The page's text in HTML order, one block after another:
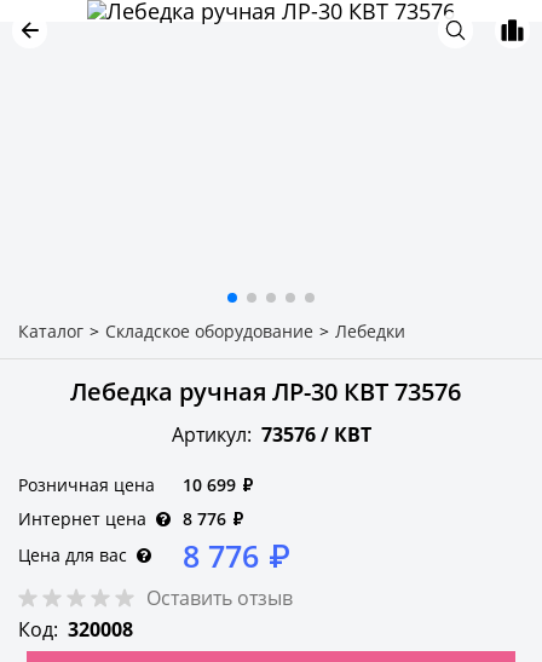
Каталог > Складское оборудование > Лебедки
Лебедка ручная ЛР-30 КВТ 73576
Артикул: 73576 / КВТ
Розничная цена 10 699 ₽
Интернет цена
8 776 ₽
Цена для вас
8 776 ₽
Оставить отзыв
Код: 320008